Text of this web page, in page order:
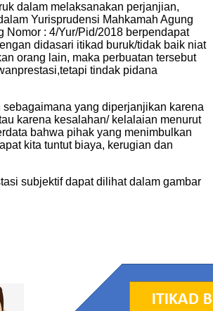
dalam melaksanakan perjanjian,
Yurisprudensi Mahkamah Agung
Nomor : 4/Yur/Pid/2018 berpendapat
didasari itikad buruk/tidak baik niat
orang lain, maka perbuatan tersebut
tindak pidana
yang diperjanjikan karena
karena kesalahan/ kelalaian menurut
bahwa pihak yang menimbulkan
kita tuntut biaya, kerugian dan
subjektif dapat dilihat dalam gambar